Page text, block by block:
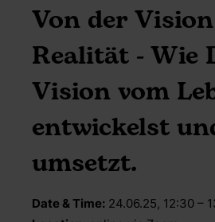
Von der
Realität - Wie
Vision vom
entwickelst
umsetzt.
Date & Time: 24.06.25, 12:30 –